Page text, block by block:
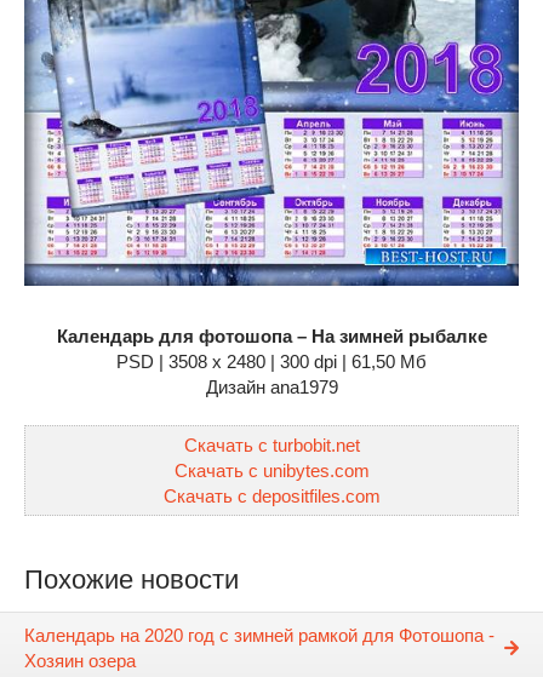
Календарь для фотошопа – На зимней рыбалке
PSD | 3508 x 2480 | 300 dpi | 61,50 Мб
Дизайн аnа1979
Скачать с turbobit.net
Скачать с unibytes.com
Скачать с depositfiles.com
Похожие новости
Календарь на 2020 год с зимней рамкой для Фотошопа -
Хозяин озера